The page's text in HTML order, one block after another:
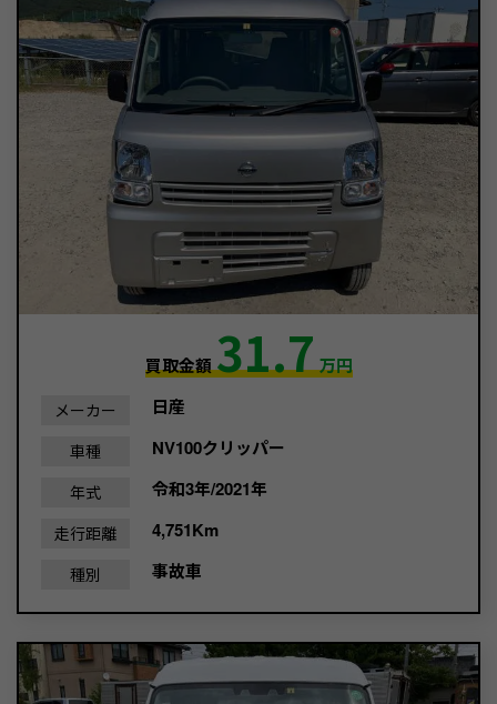
買取金額31.7万円
メーカー 日産
車種 NV100クリッパー
年式 令和3年/2021年
走行距離 4,751Km
種別 事故車